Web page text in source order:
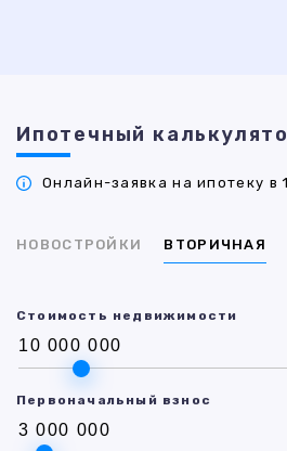
Ипотечный
Онлайн-заявка на ипотеку в
НОВОСТРОЙКИ ВТОРИЧНАЯ
Стоимость недвижимости
Первоначальный взнос